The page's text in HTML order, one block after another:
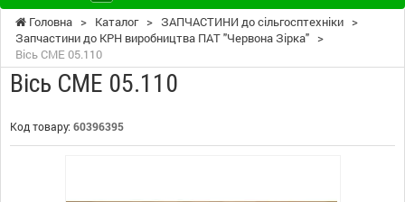
Головна > Каталог > ЗАПЧАСТИНИ до сільгосптехніки >
Запчастини до КРН виробництва ПАТ "Червона Зірка" >
Вісь СМЕ 05.110
Вісь СМЕ 05.110
Код товару: 60396395